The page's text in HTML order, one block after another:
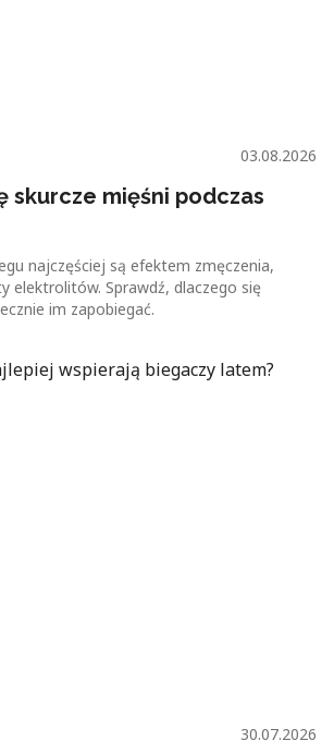
03.08.2026
skurcze mięśni podczas
najczęściej są efektem zmęczenia,
elektrolitów. Sprawdź, dlaczego się
im zapobiegać.
30.07.2026